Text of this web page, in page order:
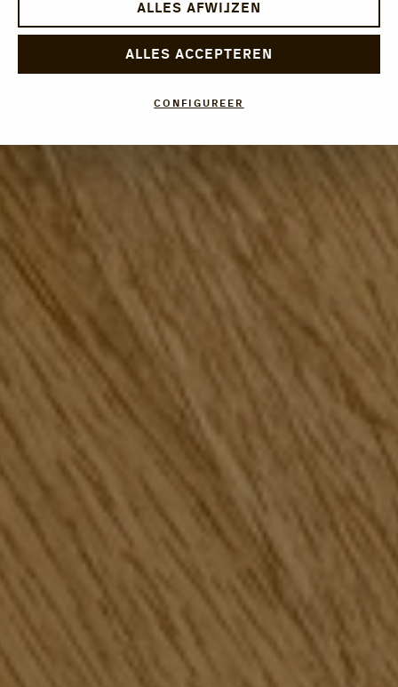
ALLES AFWIJZEN
ALLES ACCEPTEREN
CONFIGUREER